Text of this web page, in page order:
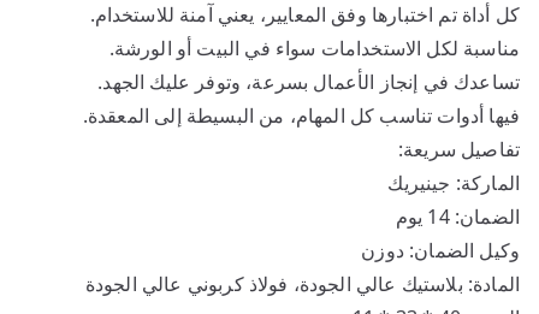
كل أداة تم اختبارها وفق المعايير، يعني آمنة للاستخدام.
مناسبة لكل الاستخدامات سواء في البيت أو الورشة.
تساعدك في إنجاز الأعمال بسرعة، وتوفر عليك الجهد.
فيها أدوات تناسب كل المهام، من البسيطة إلى المعقدة.
تفاصيل سريعة:
الماركة: جينيريك
الضمان: 14 يوم
وكيل الضمان: دوزن
المادة: بلاستيك عالي الجودة، فولاذ كربوني عالي الجودة